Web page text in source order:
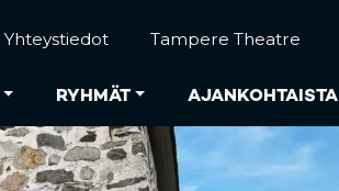
RYHMÄT AJANKOHTAISTA
Yhteystiedot Tampere Theatre